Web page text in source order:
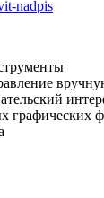
графических